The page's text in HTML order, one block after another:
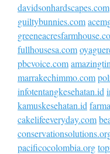
davidsonhardscapes.com
guiltybunnies.com
fullhousesa.com
pbcvoice.com
marrakechimmo.com
infotentangkesehatan.id
kamuskesehatan.id
cakelifeeveryday.com
pacificocolombia.org